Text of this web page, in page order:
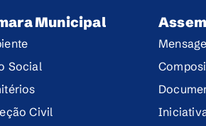
Municipal
Social
Civil